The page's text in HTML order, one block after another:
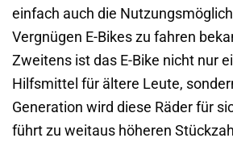
einfach auch die
Vergnügen E-Bikes zu fahren
Zweitens ist das E-Bike nicht nur
Hilfsmittel für ältere Leute,
Generation wird diese Räder für
führt zu weitaus höheren